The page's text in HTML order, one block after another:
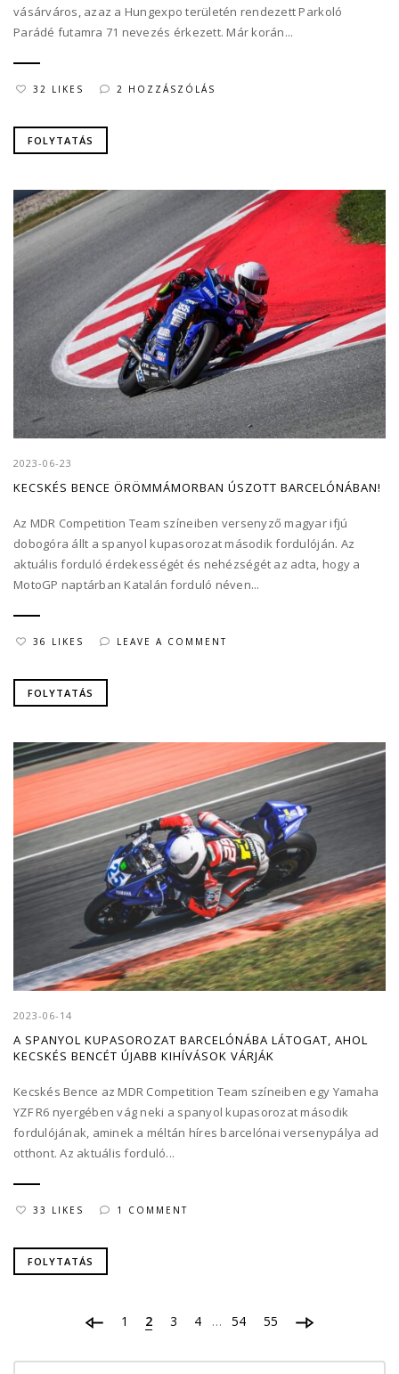
vásárváros, azaz a Hungexpo területén rendezett Parkoló
Parádé futamra 71 nevezés érkezett. Már korán...
32 LIKES 2 HOZZÁSZÓLÁS
FOLYTATÁS
2023-06-23
KECSKÉS BENCE ÖRÖMMÁMORBAN ÚSZOTT BARCELÓNÁBAN!
Az MDR Competition Team színeiben versenyző magyar ifjú
dobogóra állt a spanyol kupasorozat második fordulóján. Az
aktuális forduló érdekességét és nehézségét az adta, hogy a
MotoGP naptárban Katalán forduló néven...
36 LIKES LEAVE A COMMENT
FOLYTATÁS
2023-06-14
A SPANYOL KUPASOROZAT BARCELÓNÁBA LÁTOGAT, AHOL
KECSKÉS BENCÉT ÚJABB KIHÍVÁSOK VÁRJÁK
Kecskés Bence az MDR Competition Team színeiben egy Yamaha
YZF R6 nyergében vág neki a spanyol kupasorozat második
fordulójának, aminek a méltán híres barcelónai versenypálya ad
otthont. Az aktuális forduló...
33 LIKES 1 COMMENT
FOLYTATÁS
1 2 3 4 … 54 55